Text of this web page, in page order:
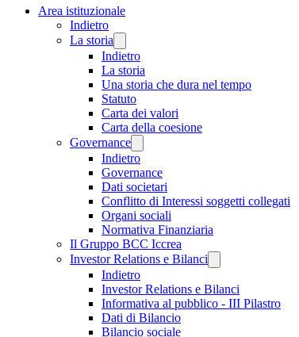
Area istituzionale
Indietro
La storia
Indietro
La storia
Una storia che dura nel tempo
Statuto
Carta dei valori
Carta della coesione
Governance
Indietro
Governance
Dati societari
Conflitto di Interessi soggetti collegati
Organi sociali
Normativa Finanziaria
Il Gruppo BCC Iccrea
Investor Relations e Bilanci
Indietro
Investor Relations e Bilanci
Informativa al pubblico - III Pilastro
Dati di Bilancio
Bilancio sociale